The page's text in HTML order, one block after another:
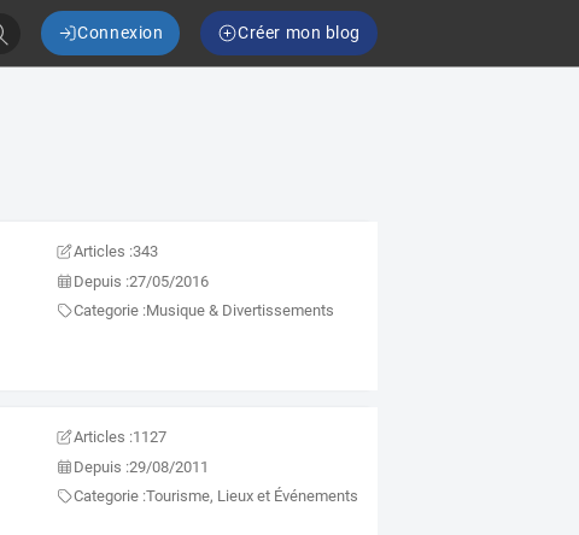
Connexion Créer mon blog
Articles :343
Depuis :27/05/2016
Categorie :Musique & Divertissements
Articles :1127
Depuis :29/08/2011
Categorie :Tourisme, Lieux et Événements